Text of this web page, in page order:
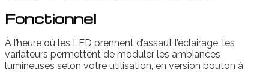
Fonctionnel
À l’heure où les LED prennent d’assaut l’éclairage, les
variateurs permettent de moduler les ambiances
lumineuses selon votre utilisation, en version bouton à